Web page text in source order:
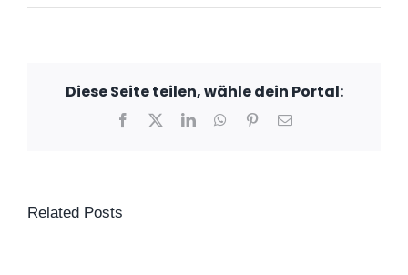
Diese Seite teilen, wähle dein Portal:
Facebook LinkedInWhatsApp
PinterestEmail
Related Posts